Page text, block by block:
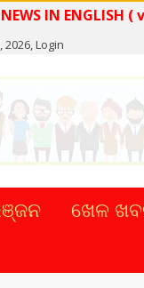
READ NEWS
2026,Login
ଖେଳ